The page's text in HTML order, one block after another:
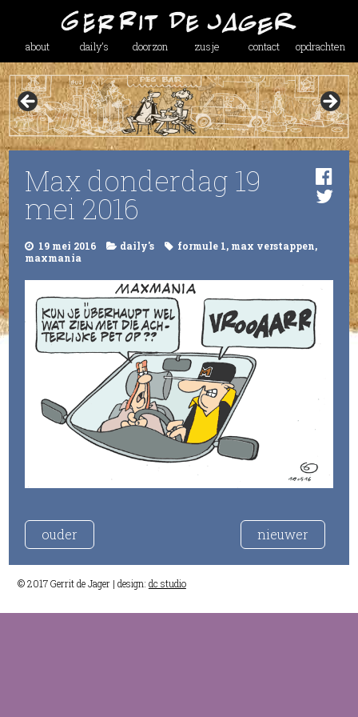
about daily’s doorzon zusje contact opdrachten
Max donderdag 19
mei 2016
19 mei 2016 daily's formule 1, max verstappen,
maxmania
ouder nieuwer
© 2017 Gerrit de Jager | design: dc studio